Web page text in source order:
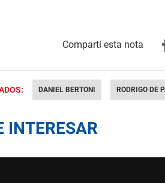
DANIEL BERTONI RODRIGO DE
INTERESAR